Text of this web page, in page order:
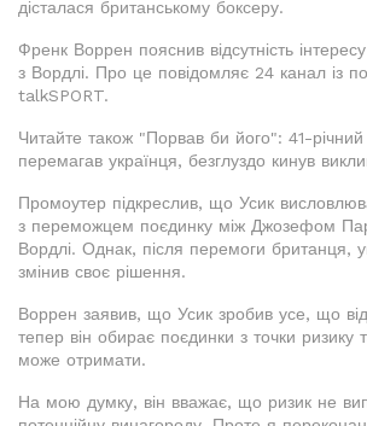
дісталася британському боксеру.
Френк Воррен пояснив відсутність
з Вордлі. Про це повідомляє 24 канал із
talkSPORT.
Читайте також "Порвав би його": 41-річний
перемагав українця, безглуздо кинув
Промоутер підкреслив, що Усик
з переможцем поєдинку між Джозефом
Вордлі. Однак, після перемоги британця,
змінив своє рішення.
Воррен заявив, що Усик зробив усе, що
тепер він обирає поєдинки з точки ризику
може отримати.
На мою думку, він вважає, що ризик не